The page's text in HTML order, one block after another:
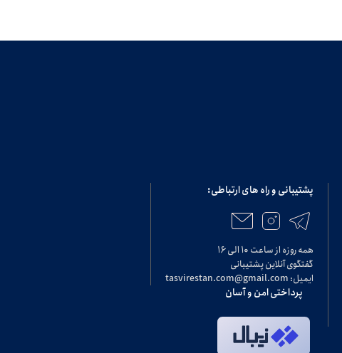
پشتیبانی و راه های ارتباطی:
همه روزه از ساعت ۱۰ الی ۱۶
گفتگوی آنلاین پشتیبانی
ایمیل: tasvirestan.com@gmail.com
پرداختی امن و آسان